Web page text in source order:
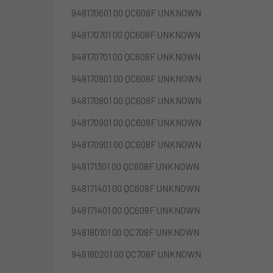
948170601 00 QC608F UNKNOWN
948170701 00 QC608F UNKNOWN
948170701 00 QC608F UNKNOWN
948170801 00 QC608F UNKNOWN
948170801 00 QC608F UNKNOWN
948170901 00 QC608F UNKNOWN
948170901 00 QC608F UNKNOWN
948171301 00 QC608F UNKNOWN
948171401 00 QC608F UNKNOWN
948171401 00 QC608F UNKNOWN
948180101 00 QC708F UNKNOWN
948180201 00 QC708F UNKNOWN